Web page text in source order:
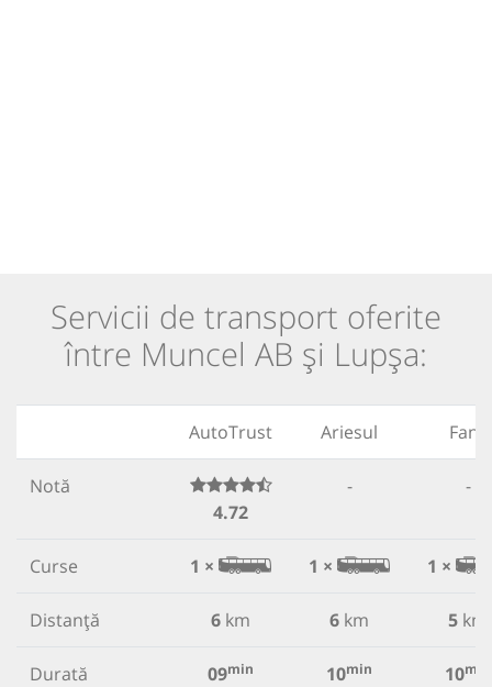
Servicii de transport oferite
între Muncel AB și Lupșa:
AutoTrust Ariesul Fany
Notă
4.72
- -
Curse 1 × 1 × 1 ×
Distanță 6 km 6 km 5 km
Durată 09min 10min 10min